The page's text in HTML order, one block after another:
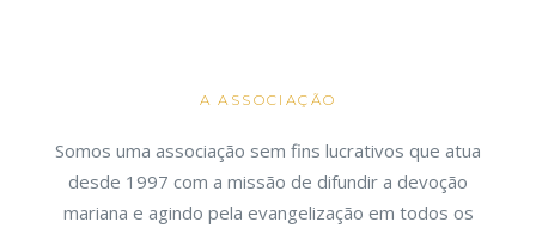
A ASSOCIAÇÃO
Somos uma associação sem fins lucrativos que atua
desde 1997 com a missão de difundir a devoção
mariana e agindo pela evangelização em todos os